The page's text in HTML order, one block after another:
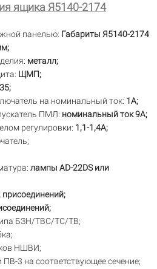
ящика Я5140-2174
панелью: Габариты Я5140-2174
металл;
ЩМП;
на номинальный ток: 1А;
ПМЛ: номинальный ток 9А;
регулировки: 1,1-1,4А;
лампы AD-22DS или
присоединений;
БЗН/ТВС/TC/TB;
НШВИ;
3 на соответствующее сечение;